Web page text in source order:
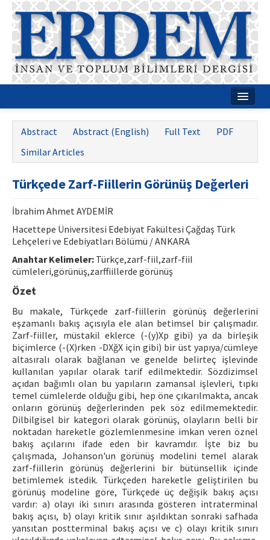
Journal Boards
Guides
Publication Policies
Writing Rules
Contact Us
ISSN: 1010-867X · e-ISSN: 2667-8713
Abstract Abstract (English) Full Text
PDF
Similar Articles
Türkçede Zarf-Fiillerin Görünüş Değerleri
İbrahim Ahmet AYDEMİR
Hacettepe Üniversitesi Edebiyat Fakültesi Çağdaş Türk
Lehçeleri ve Edebiyatları Bölümü / ANKARA
Anahtar Kelimeler: Türkçe,zarf-fiil,zarf-fiil
cümleleri,görünüş,zarffiillerde görünüş
Özet
Bu makale, Türkçede zarf-fiillerin görünüş değerlerini
eşzamanlı bakış açısıyla ele alan betimsel bir çalışmadır.
Zarf-fiiller, müstakil eklerce (-(y)Xp gibi) ya da birleşik
biçimlerce (-(X)rken -DXğX için gibi) bir üst yapıya/cümleye
altasıralı olarak bağlanan ve genelde belirteç işlevinde
kullanılan yapılar olarak tarif edilmektedir. Sözdizimsel
açıdan bağımlı olan bu yapıların zamansal işlevleri, tıpkı
temel cümlelerde olduğu gibi, hep öne çıkarılmakta, ancak
onların görünüş değerlerinden pek söz edilmemektedir.
Dilbilgisel bir kategori olarak görünüş, olayların belli bir
noktadan hareketle gözlemlenmesine imkan veren öznel
bakış açılarını ifade eden bir kavramdır. İşte biz bu
çalışmada, Johanson'un görünüş modelini temel alarak
zarf-fiillerin görünüş değerlerini bir bütünsellik içinde
betimlemek istedik. Türkçeden hareketle geliştirilen bu
görünüş modeline göre, Türkçede üç değişik bakış açısı
vardır: a) olayı iki sınırı arasında gösteren intraterminal
bakış açısı, b) olayı kritik sınır aşıldıktan sonraki safhada
yansıtan postterminal bakış açısı ve c) olayı kritik sınırı